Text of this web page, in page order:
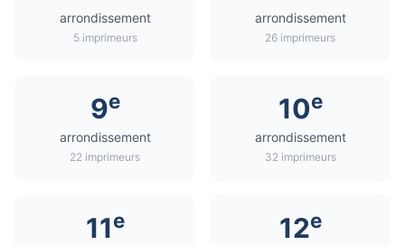
arrondissement
5 imprimeurs
arrondissement
26 imprimeurs
9e
arrondissement
22 imprimeurs
10e
arrondissement
32 imprimeurs
11e 12e